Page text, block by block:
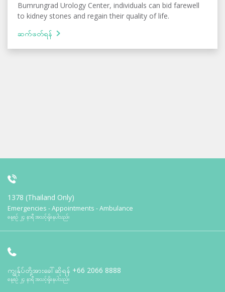
Bumrungrad Urology Center, individuals can bid farewell
to kidney stones and regain their quality of life.
ဆက်ဖတ်ရန်
1378 (Thailand Only)
Emergencies - Appointments - Ambulance
နေ့စဉ် ၂၄ နာရီ အသင့်ရှိနေပါသည်။
ကျွန်ုပ်တို့အားခေါ်ဆိုရန် +66 2066 8888
နေ့စဉ် ၂၄ နာရီ အသင့်ရှိနေပါသည်။